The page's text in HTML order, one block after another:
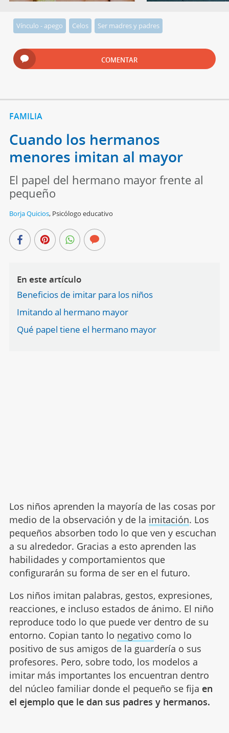
Vínculo - apego Celos Ser madres y padres
COMENTAR
FAMILIA
Cuando los hermanos
menores imitan al mayor
El papel del hermano mayor frente al
pequeño
Borja Quicios, Psicólogo educativo
En este artículo
Beneficios de imitar para los niños
Imitando al hermano mayor
Qué papel tiene el hermano mayor
Los niños aprenden la mayoría de las cosas por
medio de la observación y de la imitación. Los
pequeños absorben todo lo que ven y escuchan
a su alrededor. Gracias a esto aprenden las
habilidades y comportamientos que
configurarán su forma de ser en el futuro.
Los niños imitan palabras, gestos, expresiones,
reacciones, e incluso estados de ánimo. El niño
reproduce todo lo que puede ver dentro de su
entorno. Copian tanto lo negativo como lo
positivo de sus amigos de la guardería o sus
profesores. Pero, sobre todo, los modelos a
imitar más importantes los encuentran dentro
del núcleo familiar donde el pequeño se fija en
el ejemplo que le dan sus padres y hermanos.